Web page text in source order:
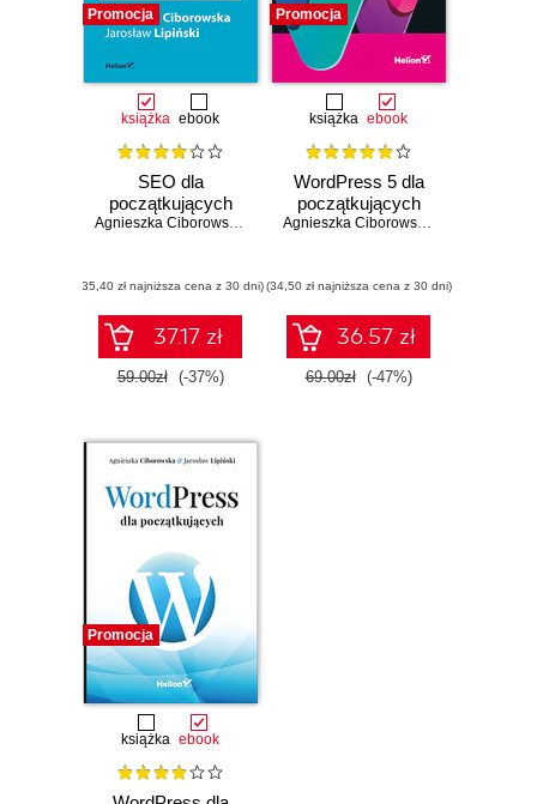
Promocja
książka ebook
SEO dla
początkujących
Agnieszka Ciborowska Jarosław Lipiński
(35,40 zł najniższa cena z 30 dni)
37.17 zł
59.00zł (-37%)
Promocja
książka ebook
WordPress 5 dla
początkujących
Agnieszka Ciborowska
(34,50 zł najniższa cena z 30 dni)
36.57 zł
69.00zł (-47%)
Promocja
książka ebook